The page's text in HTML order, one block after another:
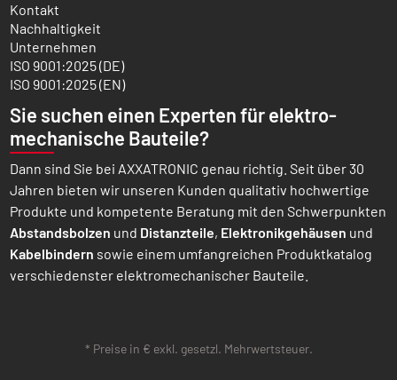
Kontakt
Nachhaltigkeit
Unternehmen
ISO 9001:2025 (DE)
ISO 9001:2025 (EN)
Sie suchen einen Experten für elektro­
mechanische Bauteile?
Dann sind Sie bei AXXATRONIC genau richtig. Seit über 30
Jahren bieten wir unseren Kunden qualitativ hochwertige
Produkte und kompetente Beratung mit den Schwer­punkten
Abstands­bolzen und Distanz­teile, Elektronik­gehäusen und
Kabel­bindern sowie einem umfang­reichen Produkt­katalog
verschiedenster elektro­mechanischer Bauteile.
* Preise in € exkl. gesetzl. Mehrwertsteuer.